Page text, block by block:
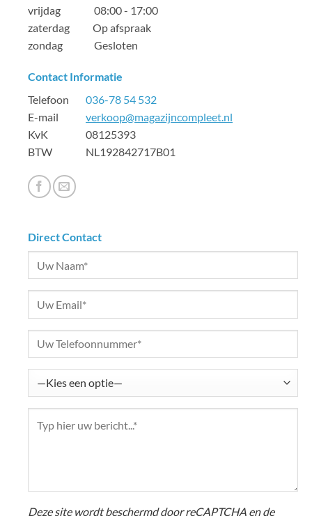
vrijdag 08:00 - 17:00
zaterdag Op afspraak
zondag Gesloten
Contact Informatie
Telefoon 036-78 54 532
E-mail verkoop@magazijncompleet.nl
KvK 08125393
BTW NL192842717B01
Direct Contact
Deze site wordt beschermd door reCAPTCHA en de